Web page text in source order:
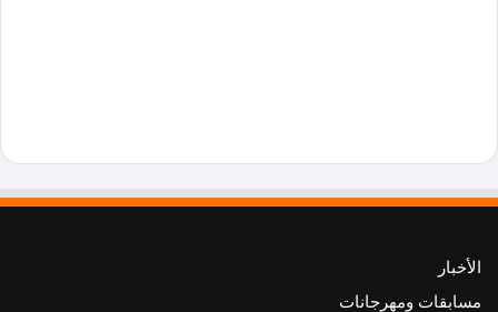
الأخبار
مسابقات ومهرجانات